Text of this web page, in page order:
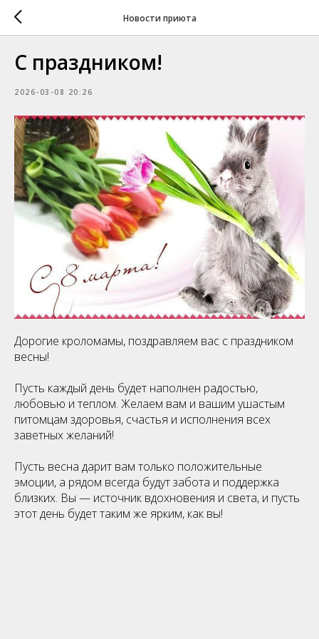
Новости приюта
С праздником!
2026-03-08 20:26
Дорогие кроломамы, поздравляем вас с праздником
весны!
Пусть каждый день будет наполнен радостью,
любовью и теплом. Желаем вам и вашим ушастым
питомцам здоровья, счастья и исполнения всех
заветных желаний!
Пусть весна дарит вам только положительные
эмоции, а рядом всегда будут забота и поддержка
близких. Вы — источник вдохновения и света, и пусть
этот день будет таким же ярким, как вы!